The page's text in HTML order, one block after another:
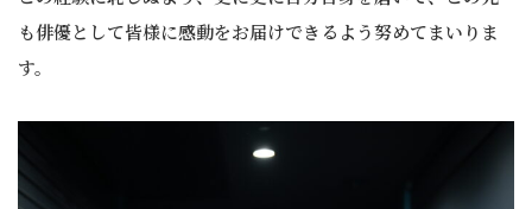
も俳優として皆様に感動をお届けできるよう努めてまいりま
す。